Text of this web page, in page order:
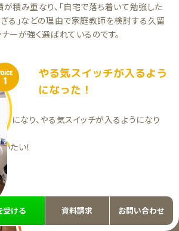
積み重なり、「自宅で落ち着いて勉強した
ぎる」などの理由で家庭教師を検討する久留
ーが強く選ばれているのです。
1
やる気スイッチが入るよう
になった！
になり、やる気スイッチが入るようになり
たい！
勉強がわかるようになって
きた！
受ける 資料請求 お問い合わせ